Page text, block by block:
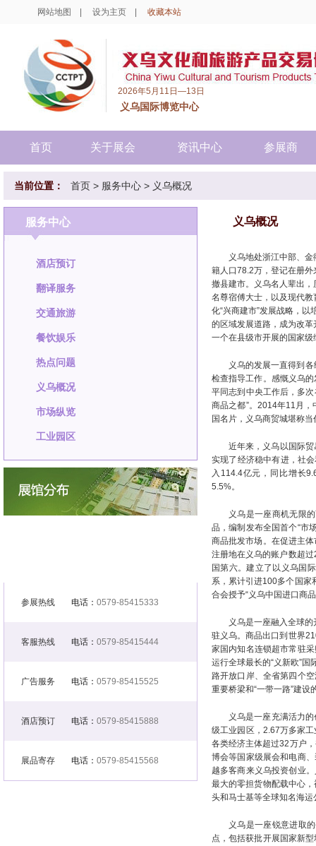
网站地图 设为主页 收藏本站
2026年5月11日—13日
义乌国际博览中心
首页 关于展会 资讯中心 参展商
当前位置： 首页 > 服务中心 > 义乌概况
服务中心
酒店预订
翻译服务
交通旅游
餐饮娱乐
热点问题
义乌概况
市场纵览
工业园区
参展热线 电话： 0579-85415333
客服热线 电话： 0579-85415444
广告服务 电话： 0579-85415525
酒店预订 电话： 0579-85415888
展品寄存 电话： 0579-85415568
义乌概况
义乌地处浙江中部、
籍人口78.2万，登记在册
撤县建市。义乌名人辈出
名尊宿傅大士，以及现代
化“兴商建市”发展战略，
的区域发展道路，成为改
一个在县级市开展的国家级
义乌的发展一直得到
检查指导工作。感慨义乌的
平同志到中央工作后，多
商品之都”。2014年11月
国名片，义乌商贸城堪称当
近年来，义乌以国际
实现了经济稳中有进，社
入114.4亿元，同比增长
5.5%。
义乌是一座商机无限
品，编制发布全国首个“市
商品批发市场。在促进主
注册地在义乌的账户数超
国第六。建立了以义乌国
系，累计引进100多个国家
合会授予“义乌中国进口商
义乌是一座融入全球
驻义乌。商品出口到世界
家国内知名连锁超市常驻
运行全球最长的“义新欧”
路开放口岸、全省第四个
重要桥梁和“一带一路”建
义乌是一座充满活力
级工业园区，2.67万多家
各类经济主体超过32万户
博会等国家级展会和电商
越多客商来义乌投资创业
最大的零担货物配载中心
头和马士基等全球知名海
义乌是一座锐意进取
点，包括获批开展国家新